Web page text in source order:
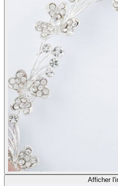
Afficher